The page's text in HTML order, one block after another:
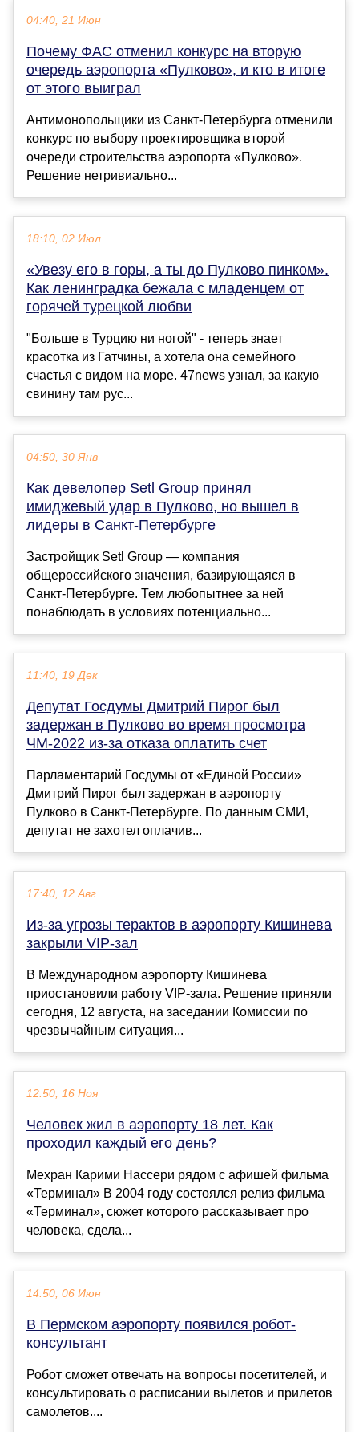
04:40, 21 Июн
Почему ФАС отменил конкурс на вторую
очередь аэропорта «Пулково», и кто в итоге
от этого выиграл
Антимонопольщики из Санкт-Петербурга отменили
конкурс по выбору проектировщика второй
очереди строительства аэропорта «Пулково».
Решение нетривиально...
18:10, 02 Июл
«Увезу его в горы, а ты до Пулково пинком».
Как ленинградка бежала с младенцем от
горячей турецкой любви
"Больше в Турцию ни ногой" - теперь знает
красотка из Гатчины, а хотела она семейного
счастья с видом на море. 47news узнал, за какую
свинину там рус...
04:50, 30 Янв
Как девелопер Setl Group принял
имиджевый удар в Пулково, но вышел в
лидеры в Санкт-Петербурге
Застройщик Setl Group — компания
общероссийского значения, базирующаяся в
Санкт-Петербурге. Тем любопытнее за ней
понаблюдать в условиях потенциально...
11:40, 19 Дек
Депутат Госдумы Дмитрий Пирог был
задержан в Пулково во время просмотра
ЧМ-2022 из-за отказа оплатить счет
Парламентарий Госдумы от «Единой России»
Дмитрий Пирог был задержан в аэропорту
Пулково в Санкт-Петербурге. По данным СМИ,
депутат не захотел оплачив...
17:40, 12 Авг
Из-за угрозы терактов в аэропорту Кишинева
закрыли VIP-зал
В Международном аэропорту Кишинева
приостановили работу VIP-зала. Решение приняли
сегодня, 12 августа, на заседании Комиссии по
чрезвычайным ситуация...
12:50, 16 Ноя
Человек жил в аэропорту 18 лет. Как
проходил каждый его день?
Мехран Карими Нассери рядом с афишей фильма
«Терминал» В 2004 году состоялся релиз фильма
«Терминал», сюжет которого рассказывает про
человека, сдела...
14:50, 06 Июн
В Пермском аэропорту появился робот-
консультант
Робот сможет отвечать на вопросы посетителей, и
консультировать о расписании вылетов и прилетов
самолетов....